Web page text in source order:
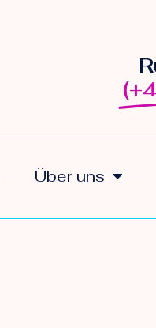
Über uns